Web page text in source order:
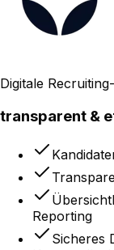
Digitale
transparent &
Reporting
Sicheres